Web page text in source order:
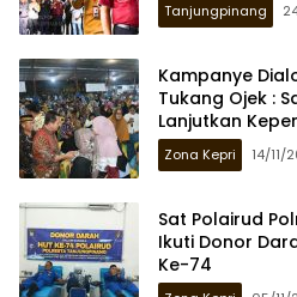
Tanjungpinang
Kampanye
Tukang Ojek :
Lanjutkan
Zona Kepri 14/11/
Sat Polairud
Ikuti Donor
Ke-74